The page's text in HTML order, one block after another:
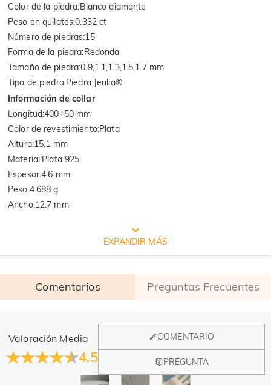
Color de la piedra:Blanco diamante
Peso en quilates:0.332 ct
Número de piedras:15
Forma de la piedra:Redonda
Tamaño de piedra:0.9,1.1,1.3,1.5,1.7 mm
Tipo de piedra:Piedra Jeulia®
Información de collar
Longitud:400+50 mm
Color de revestimiento:Plata
Altura:15.1 mm
Material:Plata 925
Espesor:4.6 mm
Peso:4.688 g
Ancho:12.7 mm
EMBALAJE JEULIA GRATIS
EXPANDIR MÁS
Comentarios Preguntas Frecuentes
Valoración Media
4.5
COMENTARIO
PREGUNTA
General
¿Dónde está ubicada vuestra empresa?
Nuestra oficina principal se encuentra en Los Ángeles,
¿Tienen una tienda física?